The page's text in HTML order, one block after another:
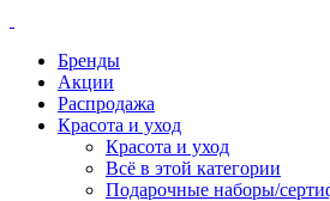
Бренды
Акции
Распродажа
Красота и уход
Красота и уход
Всё в этой категории
Подарочные наборы/